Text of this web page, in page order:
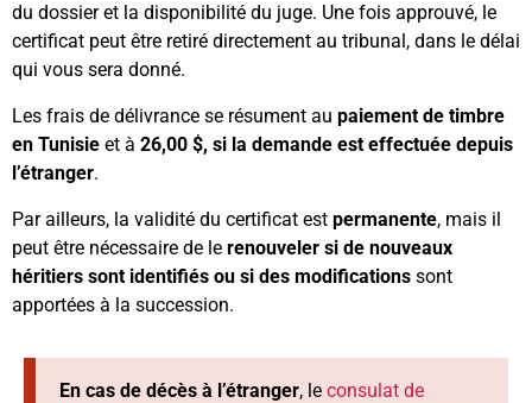
du dossier et la disponibilité du juge. Une fois approuvé, le
certificat peut être retiré directement au tribunal, dans le délai
qui vous sera donné.
Les frais de délivrance se résument au paiement de timbre
en Tunisie et à 26,00 $, si la demande est effectuée depuis
l’étranger.
Par ailleurs, la validité du certificat est permanente, mais il
peut être nécessaire de le renouveler si de nouveaux
héritiers sont identifiés ou si des modifications sont
apportées à la succession.
En cas de décès à l’étranger, le consulat de